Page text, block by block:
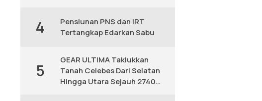
4
Pensiunan PNS dan IRT
Tertangkap Edarkan Sabu
5
GEAR ULTIMA Taklukkan
Tanah Celebes Dari Selatan
Hingga Utara Sejauh 2740